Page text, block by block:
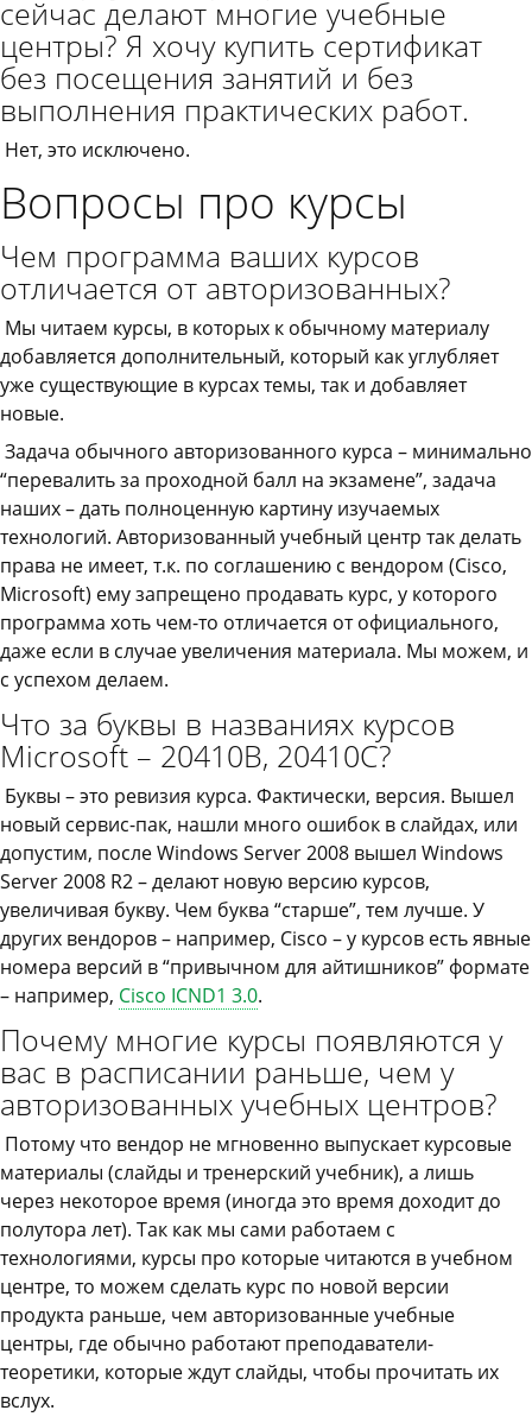
сейчас делают многие учебные
центры? Я хочу купить сертификат
без посещения занятий и без
выполнения практических работ.
Нет, это исключено.
Вопросы про курсы
Чем программа ваших курсов
отличается от авторизованных?
Мы читаем курсы, в которых к обычному материалу
добавляется дополнительный, который как углубляет
уже существующие в курсах темы, так и добавляет
новые.
Задача обычного авторизованного курса – минимально
“перевалить за проходной балл на экзамене”, задача
наших – дать полноценную картину изучаемых
технологий. Авторизованный учебный центр так делать
права не имеет, т.к. по соглашению с вендором (Cisco,
Microsoft) ему запрещено продавать курс, у которого
программа хоть чем-то отличается от официального,
даже если в случае увеличения материала. Мы можем, и
с успехом делаем.
Что за буквы в названиях курсов
Microsoft – 20410B, 20410C?
Буквы – это ревизия курса. Фактически, версия. Вышел
новый сервис-пак, нашли много ошибок в слайдах, или
допустим, после Windows Server 2008 вышел Windows
Server 2008 R2 – делают новую версию курсов,
увеличивая букву. Чем буква “старше”, тем лучше. У
других вендоров – например, Cisco – у курсов есть явные
номера версий в “привычном для айтишников” формате
– например, Cisco ICND1 3.0.
Почему многие курсы появляются у
вас в расписании раньше, чем у
авторизованных учебных центров?
Потому что вендор не мгновенно выпускает курсовые
материалы (слайды и тренерский учебник), а лишь
через некоторое время (иногда это время доходит до
полутора лет). Так как мы сами работаем с
технологиями, курсы про которые читаются в учебном
центре, то можем сделать курс по новой версии
продукта раньше, чем авторизованные учебные
центры, где обычно работают преподаватели-
теоретики, которые ждут слайды, чтобы прочитать их
вслух.